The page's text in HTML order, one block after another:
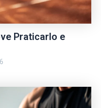
Praticarlo e